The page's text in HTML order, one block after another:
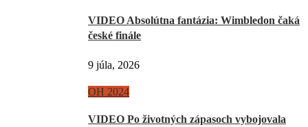
VIDEO Absolútna fantázia: Wimbledon čaká
české finále
9 júla, 2026
OH 2024
VIDEO Po životných zápasoch vybojovala